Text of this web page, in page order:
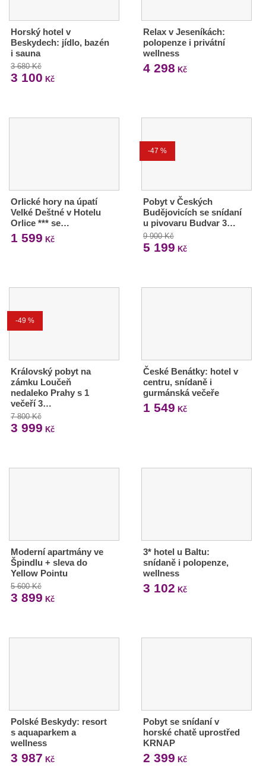
Horský hotel v
Beskydech: jídlo, bazén
i sauna
3 680 Kč
3 100 Kč
Relax v Jeseníkách:
polopenze i privátní
wellness
4 298 Kč
Orlické hory na úpatí
Velké Deštné v Hotelu
Orlice *** se…
1 599 Kč
-47 %
Pobyt v Českých
Budějovicích se snídaní
u pivovaru Budvar 3…
9 900 Kč
5 199 Kč
-49 %
Královský pobyt na
zámku Loučeň
nedaleko Prahy s 1
večeří 3…
7 800 Kč
3 999 Kč
České Benátky: hotel v
centru, snídaně i
gurmánská večeře
1 549 Kč
Moderní apartmány ve
Špindlu + sleva do
Yellow Pointu
5 600 Kč
3 899 Kč
3* hotel u Baltu:
snídaně i polopenze,
wellness
3 102 Kč
Polské Beskydy: resort
s aquaparkem a
wellness
3 987 Kč
Pobyt se snídaní v
horské chatě uprostřed
KRNAP
2 399 Kč